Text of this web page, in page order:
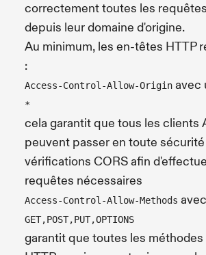
correctement toutes les
depuis leur domaine d'origine.
Au minimum, les en-têtes HTTP
:
Access-Control-Allow-Origin avec
*
cela garantit que tous les clients
peuvent passer en toute
vérifications CORS afin
requêtes nécessaires
Access-Control-Allow-Methods
GET,POST,PUT,OPTIONS
garantit que toutes les